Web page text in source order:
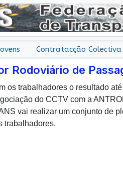
Contratacção Colectiva
Rodoviário de
os trabalhadores o resultado
do CCTV com a
vai realizar um conjunto de
trabalhadores.
de dar uma nota de
da CP que, todos os dias,
operacionais de manutenção